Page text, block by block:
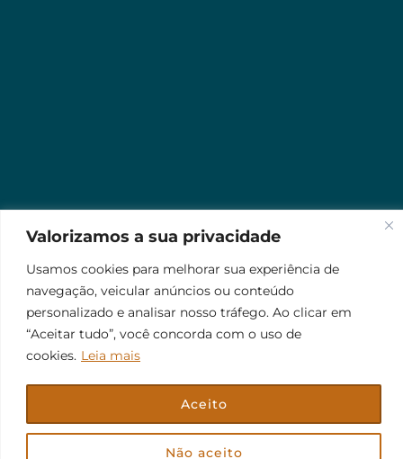
personalizado e analisar nosso tráfego. Ao clicar em
“Aceitar tudo”, você concorda com o uso de
Aceito
© 2026 Jr Plus Automação Comercial e Residencial
CriaçãoCesarWeb
Fale Conosco